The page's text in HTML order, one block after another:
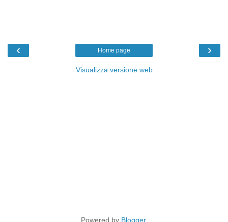
‹ ›
Home page
Visualizza versione web
Powered by Blogger.